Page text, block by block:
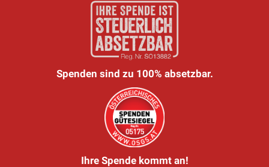
Spenden sind zu 100% absetzbar.
Ihre Spende kommt an!